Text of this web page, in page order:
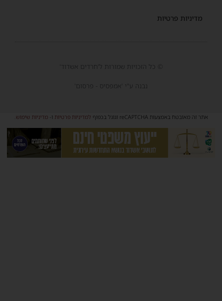
מדיניות פרטיות
© כל הזכויות שמורות ל'חרדים אשדוד'
נבנה ע"י 'אמפסיס - פרסום'
אתר זה מאובטח באמצעות reCAPTCHA וגוגל בכפוף למדיניות פרטיותו-מדיניות שימוש.